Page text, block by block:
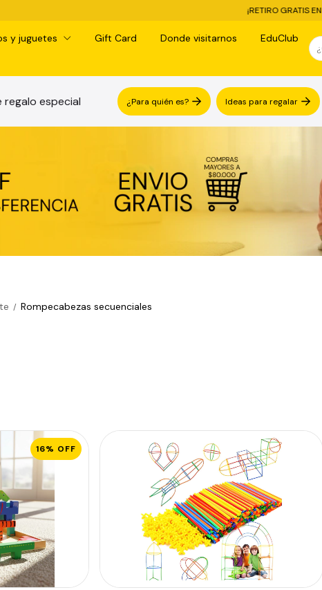
3 CUOTAS SIN INTERÉS -
y juguetes Gift Card Donde visitarnos
EduClub
especial ¿Para quién es? Ideas para regalar
/ Rompecabezas secuenciales
16% OFF